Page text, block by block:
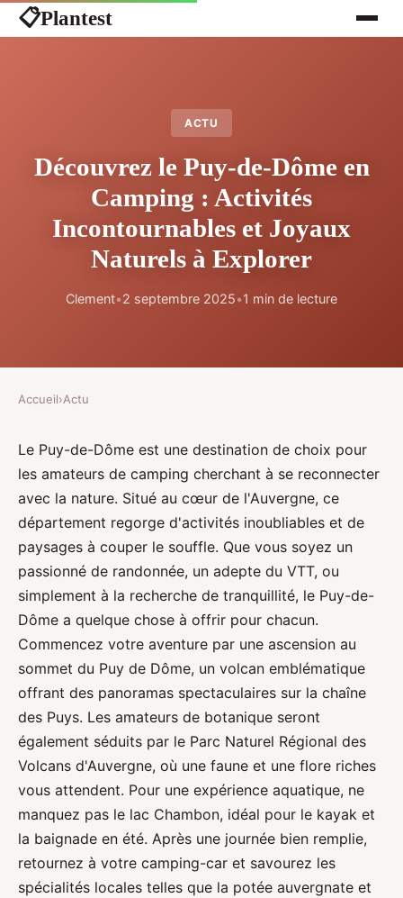
📋Plantest
ACTU
Découvrez le Puy-de-Dôme en
Camping : Activités
Incontournables et Joyaux
Naturels à Explorer
Clement•2 septembre 2025•1 min de lecture
Accueil›Actu
Le Puy-de-Dôme est une destination de choix pour
les amateurs de camping cherchant à se reconnecter
avec la nature. Situé au cœur de l'Auvergne, ce
département regorge d'activités inoubliables et de
paysages à couper le souffle. Que vous soyez un
passionné de randonnée, un adepte du VTT, ou
simplement à la recherche de tranquillité, le Puy-de-
Dôme a quelque chose à offrir pour chacun.
Commencez votre aventure par une ascension au
sommet du Puy de Dôme, un volcan emblématique
offrant des panoramas spectaculaires sur la chaîne
des Puys. Les amateurs de botanique seront
également séduits par le Parc Naturel Régional des
Volcans d'Auvergne, où une faune et une flore riches
vous attendent. Pour une expérience aquatique, ne
manquez pas le lac Chambon, idéal pour le kayak et
la baignade en été. Après une journée bien remplie,
retournez à votre camping-car et savourez les
spécialités locales telles que la potée auvergnate et